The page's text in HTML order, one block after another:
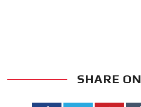
SHARE ON